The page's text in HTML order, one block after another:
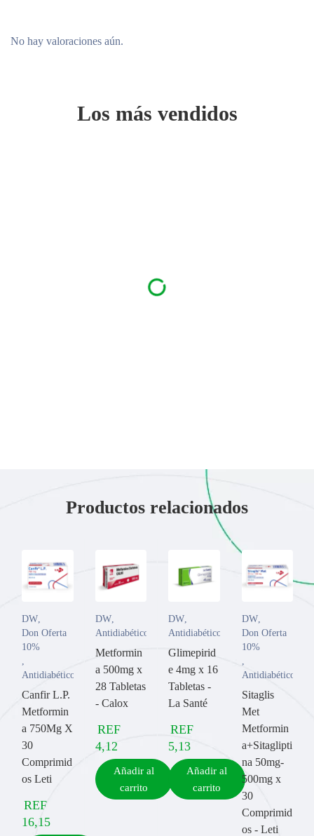
No hay valoraciones aún.
Los más vendidos
Productos relacionados
DW
Don Oferta
10%
Antidiabético
Canfir L.P.
Metformin
a 750Mg X
30
Comprimid
os Leti
REF
16,15
DW,
Antidiabético
Metformin
a 500mg x
28 Tabletas
- Calox
REF
4,12
Añadir al
carrito
DW
Antidiabético
Glimepirid
e 4mg x 16
Tabletas -
La Santé
REF
5,13
Añadir al
carrito
DW,
Don Oferta
10%
Antidiabético
Sitaglis
Met
Metformin
a+Sitaglipti
na 50mg-
500mg x
30
Comprimid
os - Leti